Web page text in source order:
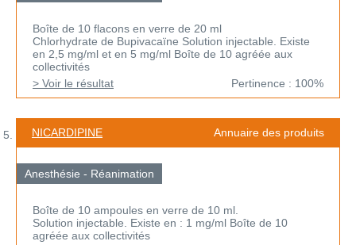
Boîte de 10 flacons en verre de 20 ml
Chlorhydrate de Bupivacaïne Solution injectable. Existe
en 2,5 mg/ml et en 5 mg/ml Boîte de 10 agréée aux
collectivités
> Voir le résultat
Pertinence : 100%
NICARDIPINE Annuaire des produits
Anesthésie - Réanimation
Boîte de 10 ampoules en verre de 10 ml.
Solution injectable. Existe en : 1 mg/ml Boîte de 10
agréée aux collectivités